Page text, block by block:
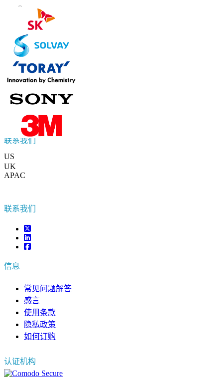
联系我们
US
UK
APAC
联系我们
信息
常见问题解答
感言
使用条款
隐私政策
如何订购
认证机构